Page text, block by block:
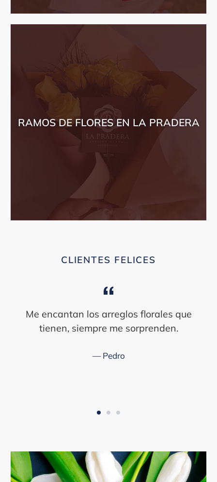
RAMOS DE FLORES EN LA PRADERA
CLIENTES FELICES
Me encantan los arreglos florales que
tienen, siempre me sorprenden.
Pedro